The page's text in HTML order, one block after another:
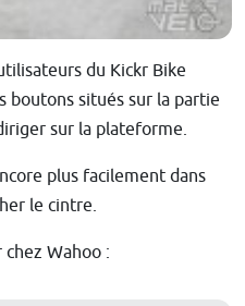
du Kickr Bike
boutons situés sur la partie
sur la plateforme.
plus facilement dans
le cintre.
Wahoo :